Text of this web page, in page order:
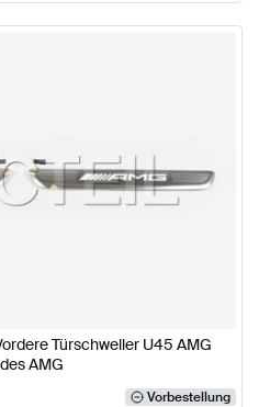
Türschweller U45 AMG
AMG
Vorbestellung